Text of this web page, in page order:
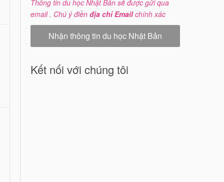
Thông tin du học Nhật Bản sẽ được gửi qua
email . Chú ý điền địa chỉ Emailchính xác
Kết nối với chúng tôi